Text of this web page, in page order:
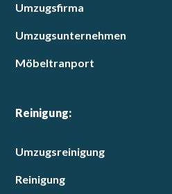
Umzugsfirma
Umzugsunternehmen
Möbeltranport
Reinigung:
Umzugsreinigung
Reinigung